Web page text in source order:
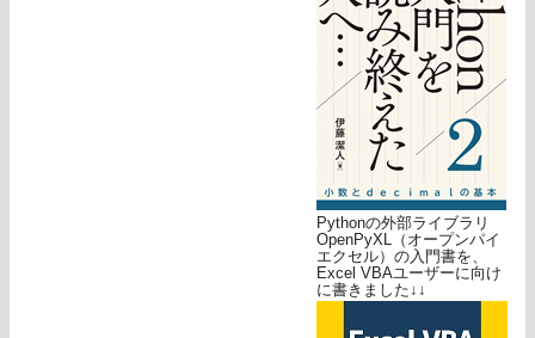
Pythonの外部ライブラリ
OpenPyXL（オープンパイ
エクセル）の入門書を、
Excel VBAユーザーに向け
に書きました↓↓